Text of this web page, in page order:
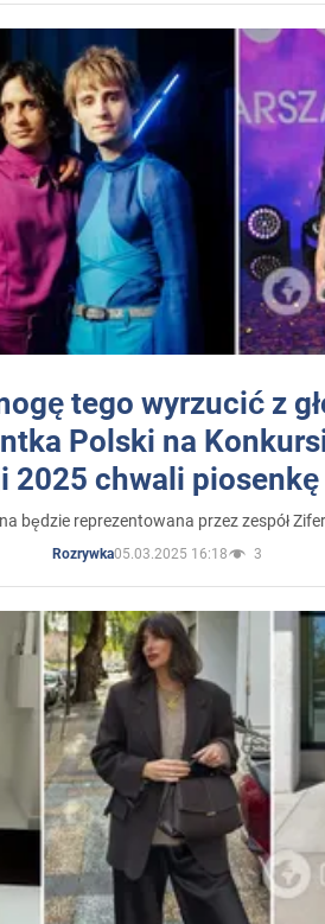
tego wyrzucić z
Polski na
2025 chwali
będzie reprezentowana przez zespół
Rozrywka05.03.2025 16:18 3